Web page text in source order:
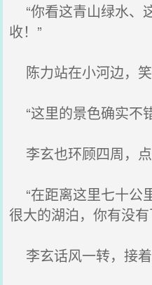
“你看这青山绿水、
收！”
陈力站在小河边，笑
“这里的景色确实不
李玄也环顾四周，点
“在距离这里七十公
很大的湖泊，你有没
李玄话风一转，接着